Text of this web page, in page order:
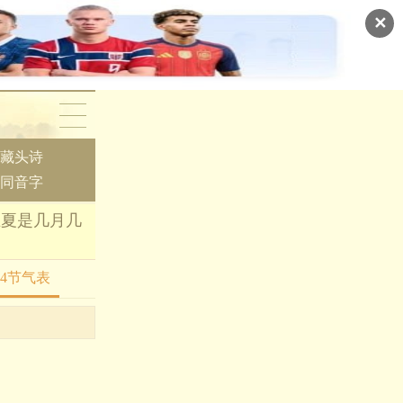
✕
藏头诗
同音字
是几月几
节气表